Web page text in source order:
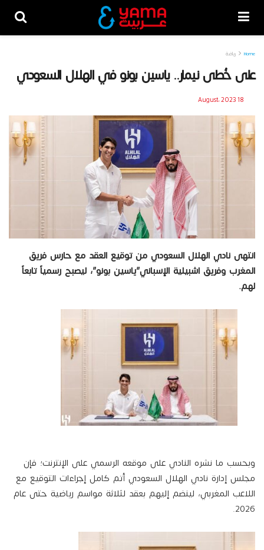
Home رياضة
على خُطى نيمار.. ياسين بونو في الهلال السعودي
18 August، 2023
انتهى نادي الهلال السعودي من توقيع العقد مع حارس فريق
المغرب وفريق اشبيلية الإسباني”ياسين بونو”، ليصبح رسمياً تابعاً
لهم.
وبحسب ما نشره النادي على موقعه الرسمي على الإنترنت؛ فإن
مجلس إدارة نادي الهلال السعودي أتم كامل إجراءات التوقيع مع
اللاعب المغربي، لينضم إليهم بعقد لثلاثة مواسم رياضية حتى عام
2026.